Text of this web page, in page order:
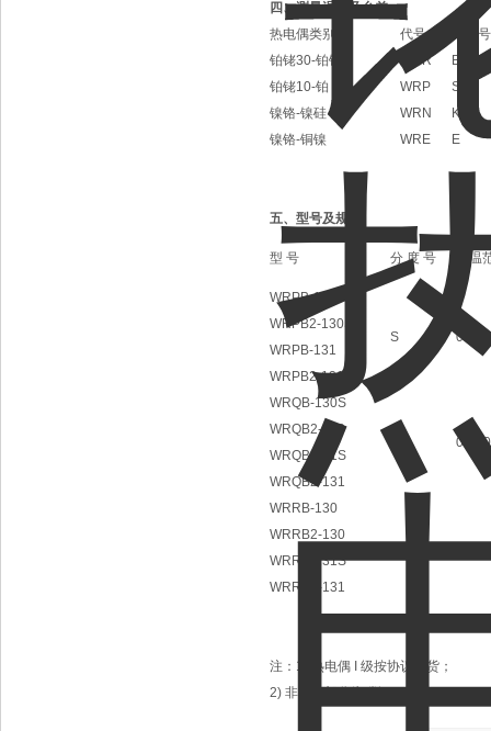
四、测量温度及允差
热电偶类别
代号
分度号
铂铑30-铂铑6
WRR
B
铂铑10-铂
WRP
S
镍铬-镍硅
WRN
K
镍铬-铜镍
WRE E
五、型号及规格
型 号 分 度 号 测
WRPB-130
WRPB2-130S
S
0-
WRPB-131
WRPB2-131
WRQB-130S
WRQB2-130
0-
WRQB-131S
WRQB2-131
WRRB-130
WRRB2-130
WRRB-131S
WRRB2-131
注：1) 热电偶 I 级按协议订货；
2) 非置入部分为碳钢。